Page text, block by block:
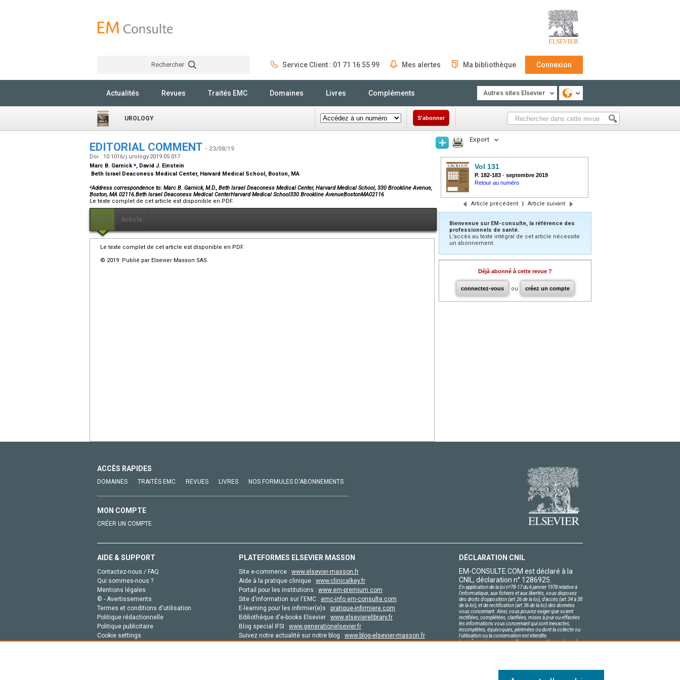
Rechercher Service Client : 01 71 16 55 99 Mes alertes Ma bibliothèque Connexion
Actualités Revues Traités EMC Domaines Livres Compléments Autres sites Elsevier
UROLOGY S'abonner
EDITORIAL COMMENT - 23/08/19
Doi : 10.1016/j.urology.2019.05.017
Marc B. Garnick ⁎, David J. Einstein
Beth Israel Deaconess Medical Center, Harvard Medical School, Boston, MA
⁎Address correspondence to: Marc B. Garnick, M.D., Beth Israel Deaconess Medical Center, Harvard Medical School, 330 Brookline Avenue,
Boston, MA 02116.Beth Israel Deaconess Medical CenterHarvard Medical School330 Brookline AvenueBostonMA02116
Le texte complet de cet article est disponible en PDF.
PDF Article
Le texte complet de cet article est disponible en PDF.
© 2019 Publié par Elsevier Masson SAS.
Export
Vol 131
P. 182-183 - septembre 2019
Retour au numéro
Article précédent | Article suivant
Bienvenue sur EM-consulte, la référence des
professionnels de santé.
L’accès au texte intégral de cet article nécessite
un abonnement.
Déjà abonné à cette revue ?
connectez-vous ou créez un compte
ACCÈS RAPIDES
DOMAINES TRAITÉS EMC REVUES LIVRES NOS FORMULES D'ABONNEMENTS
MON COMPTE
CRÉER UN COMPTE
AIDE & SUPPORT
Contactez-nous / FAQ
Qui sommes-nous ?
Mentions légales
© - Avertissements
Termes et conditions d'utilisation
Politique rédactionnelle
Politique publicitaire
Cookie settings
PLATEFORMES ELSEVIER MASSON
Site e-commerce : www.elsevier-masson.fr
Aide à la pratique clinique : www.clinicalkey.fr
Portail pour les institutions : www.em-premium.com
Site d'information sur l'EMC : emc-info.em-consulte.com
E-learning pour les infirmier(e)s : pratique-infirmiere.com
Bibliothèque d'e-books Elsevier : www.elsevierelibrary.fr
Blog special IFSI : www.generationelsevier.fr
Suivez notre actualité sur notre blog : www.blog-elsevier-masson.fr
DÉCLARATION CNIL
EM-CONSULTE.COM est déclaré à la
CNIL, déclaration n° 1286925.
En application de la loi nº78-17 du 6 janvier 1978 relative à
l'informatique, aux fichiers et aux libertés, vous disposez
des droits d'opposition (art.26 de la loi), d'accès (art.34 à 38
de la loi), et de rectification (art.36 de la loi) des données
vous concernant. Ainsi, vous pouvez exiger que soient
rectifiées, complétées, clarifiées, mises à jour ou effacées
les informations vous concernant qui sont inexactes,
incomplètes, équivoques, périmées ou dont la collecte ou
l'utilisation ou la conservation est interdite.
Les informations personnelles concernant les visiteurs de